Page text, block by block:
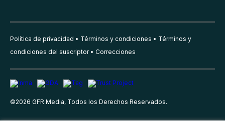
Política de privacidad Términos y condiciones
Términos y
condiciones del suscriptor
Correcciones
©2026 GFR Media, Todos los Derechos Reservados.